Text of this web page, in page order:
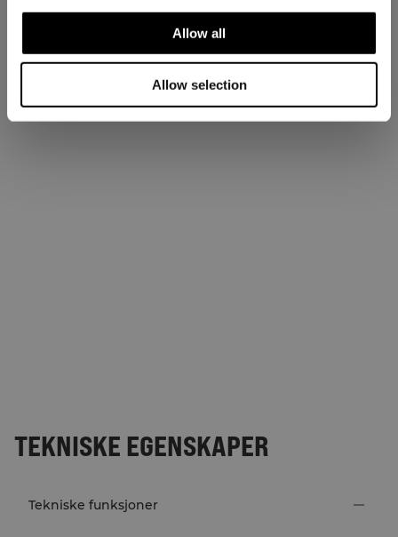
Allow all
Allow selection
TEKNISKE EGENSKAPER
Tekniske funksjoner